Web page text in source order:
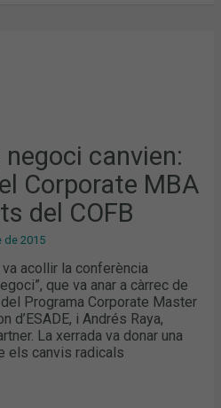
canvien:
Corporate MBA
del COFB
de 2015
va acollir la conferència
que va anar a càrrec de
Programa Corporate Master
d’ESADE, i Andrés Raya,
La xerrada va donar una
els canvis radicals